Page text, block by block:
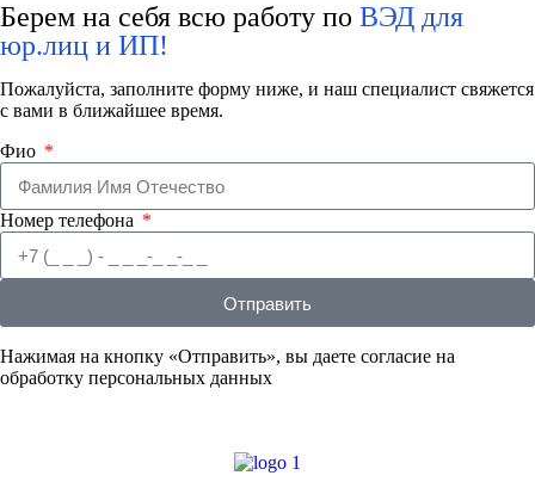
Берем на себя всю работу по ВЭД для
юр.лиц и ИП!
Пожалуйста, заполните форму ниже, и наш специалист свяжется
с вами в ближайшее время.
Фио
Номер телефона
Отправить
Нажимая на кнопку «Отправить», вы даете согласие на
обработку персональных данных